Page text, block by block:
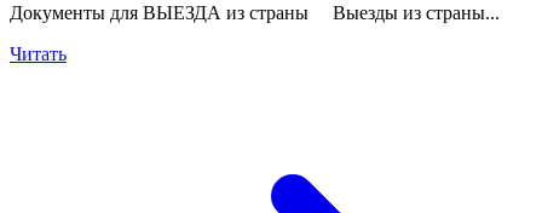
Документы для ВЫЕЗДА из страны Выезды из страны...
Читать